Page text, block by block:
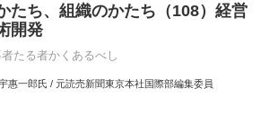
たち、組織のかたち（108）経営
開発
たる者かくあるべし
惠一郎氏 / 元読売新聞東京本社国際部編集委員